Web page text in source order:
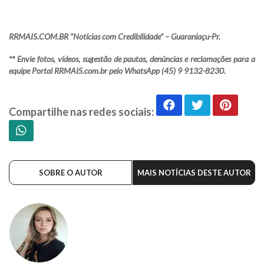
RRMAIS.COM.BR “Notícias com Credibilidade” – Guaraniaçu-Pr.
** Envie fotos, vídeos, sugestão de pautas, denúncias e reclamações para a
equipe Portal RRMAIS.com.br pelo WhatsApp (45) 9 9132-8230.
Compartilhe nas redes sociais:
SOBRE O AUTOR MAIS NOTÍCIAS DESTE AUTOR